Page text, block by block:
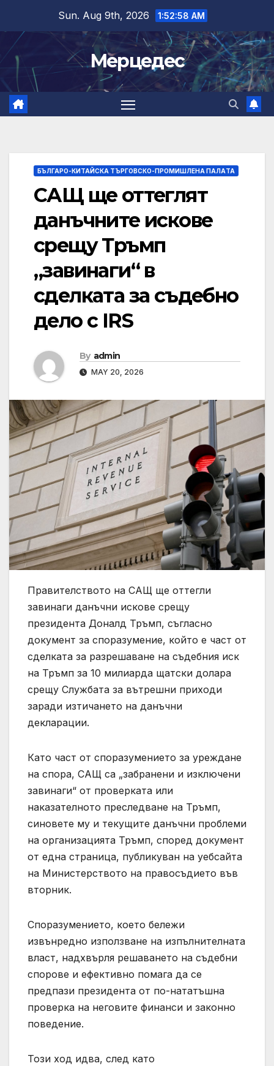
content
Sun. Aug 9th, 2026 1:52:59 AM
Мерцедес
БЪЛГАРО-КИТАЙСКА ТЪРГОВСКО-ПРОМИШЛЕНА ПАЛAТА
САЩ ще оттеглят
данъчните искове
срещу Тръмп
„завинаги“ в
сделката за съдебно
дело с IRS
By admin
MAY 20, 2026
Правителството на САЩ ще оттегли
завинаги данъчни искове срещу
президента Доналд Тръмп, съгласно
документ за споразумение, който е част от
сделката за разрешаване на съдебния иск
на Тръмп за 10 милиарда щатски долара
срещу Службата за вътрешни приходи
заради изтичането на данъчни
декларации.
Като част от споразумението за уреждане
на спора, САЩ са „забранени и изключени
завинаги“ от проверката или
наказателното преследване на Тръмп,
синовете му и текущите данъчни проблеми
на организацията Тръмп, според документ
от една страница, публикуван на уебсайта
на Министерството на правосъдието във
вторник.
Споразумението, което бележи
извънредно използване на изпълнителната
власт, надхвърля решаването на съдебни
спорове и ефективно помага да се
предпази президента от по-нататъшна
проверка на неговите финанси и законно
поведение.
Този ход идва, след като